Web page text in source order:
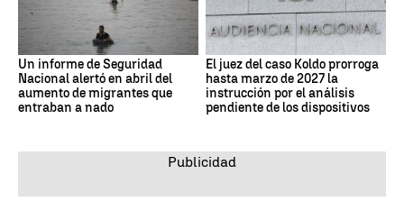
Un informe de Seguridad
Nacional alertó en abril del
aumento de migrantes que
entraban a nado
El juez del caso Koldo prorroga
hasta marzo de 2027 la
instrucción por el análisis
pendiente de los dispositivos